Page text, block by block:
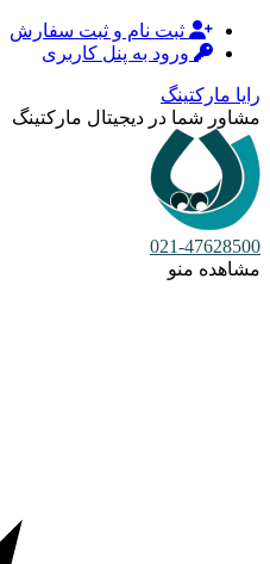
ثبت نام و ثبت سفارش
ورود به پنل کاربری
رایا مارکتینگ
مشاور شما در دیجیتال مارکتینگ
021-47628500
مشاهده منو